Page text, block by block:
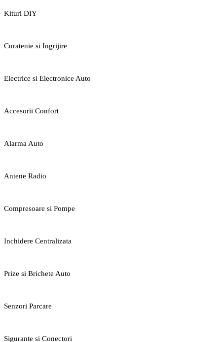
Kituri DIY
Curatenie si Ingrijire
Electrice si Electronice Auto
Accesorii Confort
Alarma Auto
Antene Radio
Compresoare si Pompe
Inchidere Centralizata
Prize si Brichete Auto
Senzori Parcare
Sigurante si Conectori